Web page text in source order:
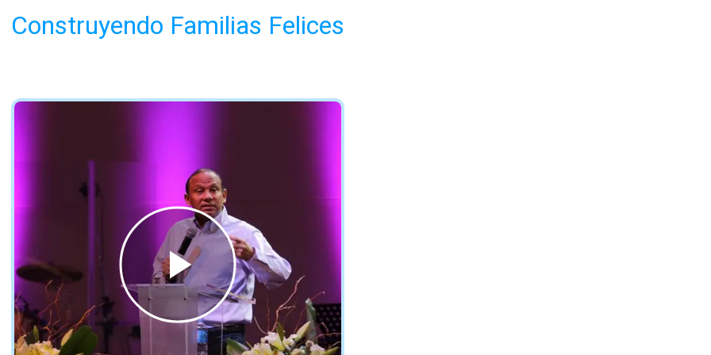
Construyendo Familias Felices